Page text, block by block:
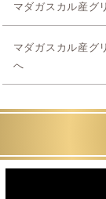
マダガスカル産グ
マダガスカル産グ
へ